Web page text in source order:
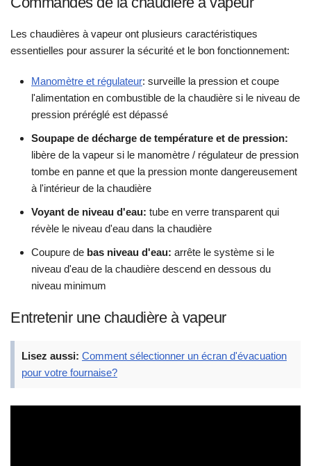
Les chaudières à vapeur ont plusieurs caractéristiques
essentielles pour assurer la sécurité et le bon fonctionnement:
Manomètre et régulateur: surveille la pression et coupe
l'alimentation en combustible de la chaudière si le niveau de
pression préréglé est dépassé
Soupape de décharge de température et de pression:
libère de la vapeur si le manomètre / régulateur de pression
tombe en panne et que la pression monte dangereusement
à l'intérieur de la chaudière
Voyant de niveau d'eau: tube en verre transparent qui
révèle le niveau d'eau dans la chaudière
Coupure de bas niveau d'eau: arrête le système si le
niveau d'eau de la chaudière descend en dessous du
niveau minimum
Entretenir une chaudière à vapeur
Lisez aussi: Comment sélectionner un écran d'évacuation
pour votre fournaise?